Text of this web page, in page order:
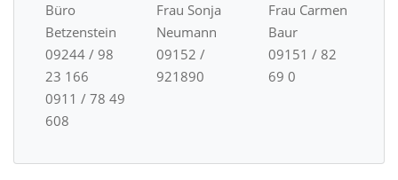
Büro
Betzenstein
09244 / 98
23 166
0911 / 78 49
608
Frau Sonja
Neumann
09152 /
921890
Frau Carmen
Baur
09151 / 82
69 0